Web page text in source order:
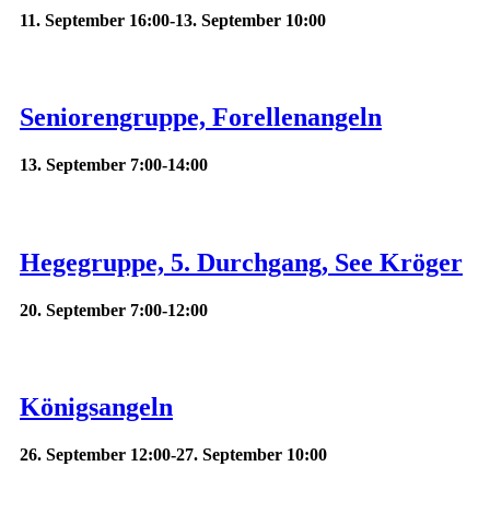
11. September 16:00-13. September 10:00
Seniorengruppe, Forellenangeln
13. September 7:00-14:00
Hegegruppe, 5. Durchgang, See Kröger
20. September 7:00-12:00
Königsangeln
26. September 12:00-27. September 10:00